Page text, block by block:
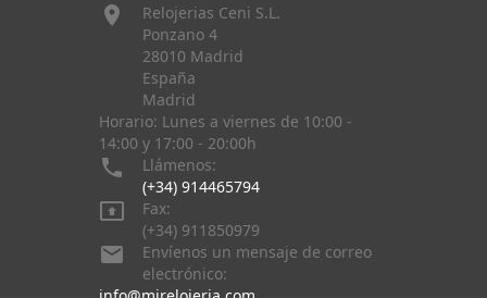

Relojerias Ceni S.L.
Ponzano 4
28010 Madrid
España
Madrid
Horario: Lunes a viernes de 10:00 -
14:00 y 17:00 - 20:00h

Llámenos:
(+34) 914465794

Fax:
(+34) 911850979

Envíenos un mensaje de correo
electrónico: